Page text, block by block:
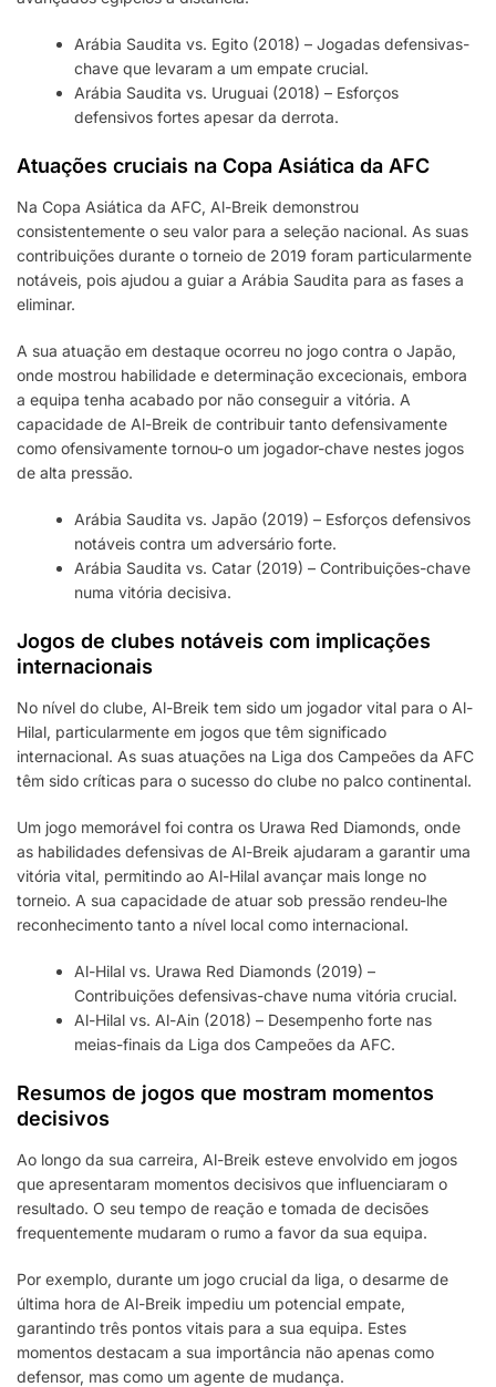
Arábia Saudita vs. Egito (2018) – Jogadas defensivas-
chave que levaram a um empate crucial.
Arábia Saudita vs. Uruguai (2018) – Esforços
defensivos fortes apesar da derrota.
Atuações cruciais na Copa Asiática da AFC
Na Copa Asiática da AFC, Al-Breik demonstrou
consistentemente o seu valor para a seleção nacional. As suas
contribuições durante o torneio de 2019 foram particularmente
notáveis, pois ajudou a guiar a Arábia Saudita para as fases a
eliminar.
A sua atuação em destaque ocorreu no jogo contra o Japão,
onde mostrou habilidade e determinação excecionais, embora
a equipa tenha acabado por não conseguir a vitória. A
capacidade de Al-Breik de contribuir tanto defensivamente
como ofensivamente tornou-o um jogador-chave nestes jogos
de alta pressão.
Arábia Saudita vs. Japão (2019) – Esforços defensivos
notáveis contra um adversário forte.
Arábia Saudita vs. Catar (2019) – Contribuições-chave
numa vitória decisiva.
Jogos de clubes notáveis com implicações
internacionais
No nível do clube, Al-Breik tem sido um jogador vital para o Al-
Hilal, particularmente em jogos que têm significado
internacional. As suas atuações na Liga dos Campeões da AFC
têm sido críticas para o sucesso do clube no palco continental.
Um jogo memorável foi contra os Urawa Red Diamonds, onde
as habilidades defensivas de Al-Breik ajudaram a garantir uma
vitória vital, permitindo ao Al-Hilal avançar mais longe no
torneio. A sua capacidade de atuar sob pressão rendeu-lhe
reconhecimento tanto a nível local como internacional.
Al-Hilal vs. Urawa Red Diamonds (2019) –
Contribuições defensivas-chave numa vitória crucial.
Al-Hilal vs. Al-Ain (2018) – Desempenho forte nas
meias-finais da Liga dos Campeões da AFC.
Resumos de jogos que mostram momentos
decisivos
Ao longo da sua carreira, Al-Breik esteve envolvido em jogos
que apresentaram momentos decisivos que influenciaram o
resultado. O seu tempo de reação e tomada de decisões
frequentemente mudaram o rumo a favor da sua equipa.
Por exemplo, durante um jogo crucial da liga, o desarme de
última hora de Al-Breik impediu um potencial empate,
garantindo três pontos vitais para a sua equipa. Estes
momentos destacam a sua importância não apenas como
defensor, mas como um agente de mudança.